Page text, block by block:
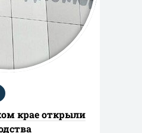
крае открыли